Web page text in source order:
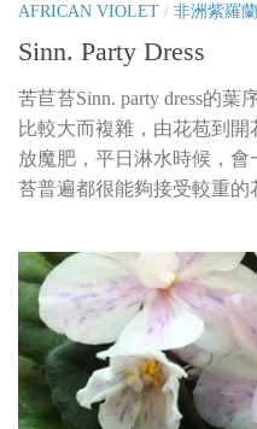
AFRICAN VIOLET / 非洲紫羅蘭
Sinn. Party Dress
苦苣苔Sinn. party dress的
比較大而複雜，由花苞到
放魔肥，平日淋水時候，
苔普遍都很能夠接受較重的